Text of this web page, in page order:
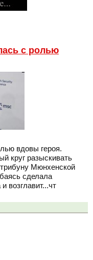
с ролью
вдовы героя.
круг разыскивать
Мюнхенской
сделала
возглавит...чт